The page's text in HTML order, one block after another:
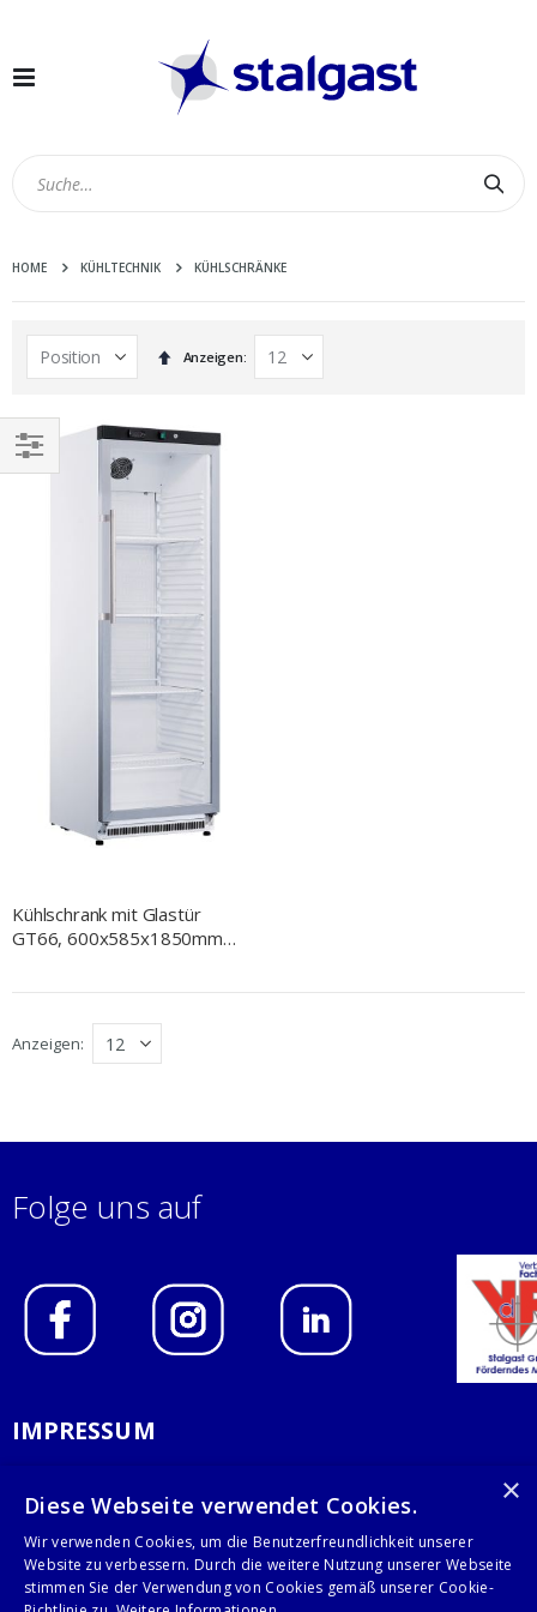
Navigation
HOME KÜHLTECHNIK KÜHLSCHRÄNKE
In
absteigender
Anzeigen
Kühlschrank mit Glastür
GT66, 600x585x1850mm
Anzeigen
EINKAUFEN
Folge uns auf
IMPRESSUM
AGB
KONTAKT
×
Diese Webseite verwendet Cookies.
Wir verwenden Cookies, um die Benutzerfreundlichkeit unserer
Website zu verbessern. Durch die weitere Nutzung unserer Webseite
stimmen Sie der Verwendung von Cookies gemäß unserer Cookie-